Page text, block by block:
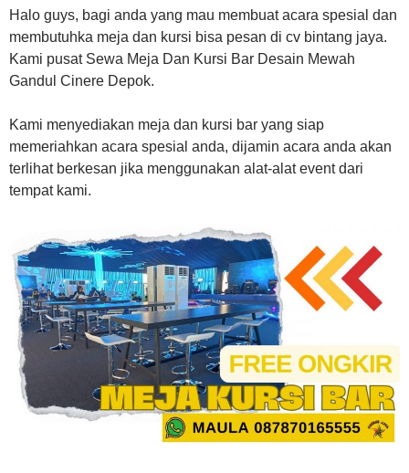
Halo guys, bagi anda yang mau membuat acara spesial dan
membutuhka meja dan kursi bisa pesan di cv bintang jaya.
Kami pusat Sewa Meja Dan Kursi Bar Desain Mewah
Gandul Cinere Depok.
Kami menyediakan meja dan kursi bar yang siap
memeriahkan acara spesial anda, dijamin acara anda akan
terlihat berkesan jika menggunakan alat-alat event dari
tempat kami.